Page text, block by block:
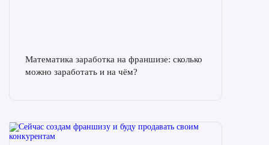
Математика заработка на франшизе: сколько
можно заработать и на чём?